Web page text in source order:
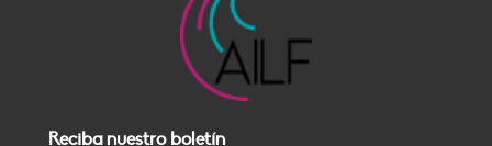
Reciba nuestro boletín